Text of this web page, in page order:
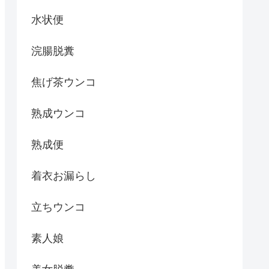
水状便
浣腸脱糞
焦げ茶ウンコ
熟成ウンコ
熟成便
着衣お漏らし
立ちウンコ
素人娘